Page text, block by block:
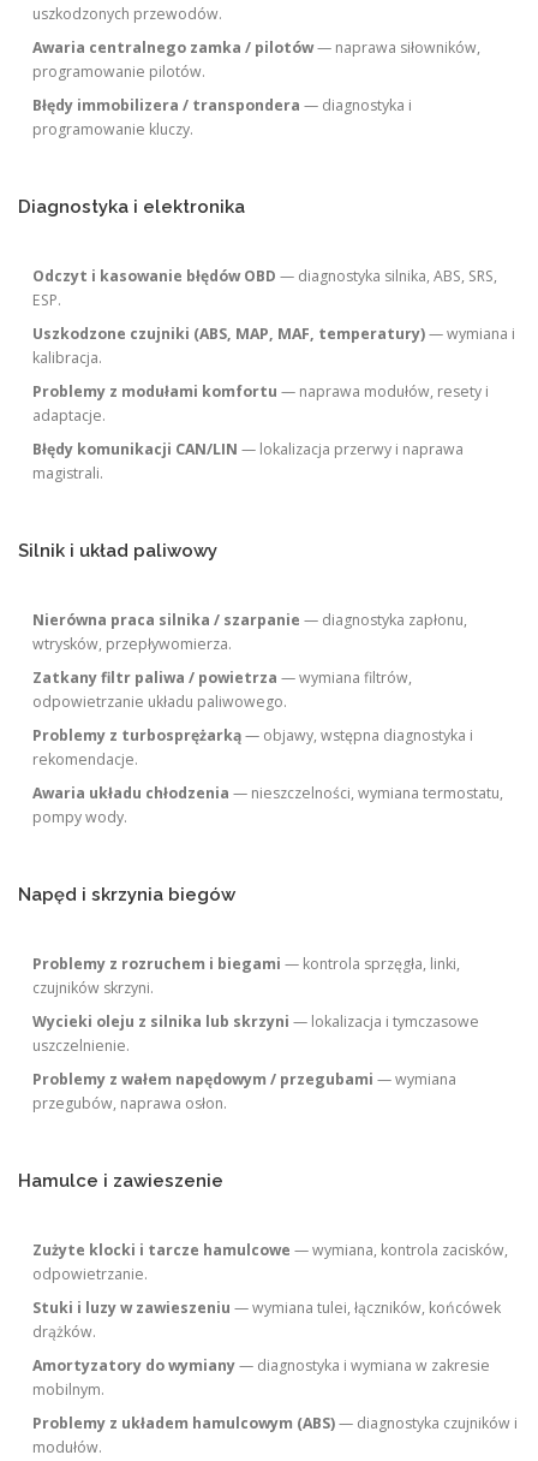
uszkodzonych przewodów.
Awaria centralnego zamka / pilotów— naprawa siłowników,
programowanie pilotów.
Błędy immobilizera / transpondera — diagnostyka i
programowanie kluczy.
Diagnostyka i elektronika
Odczyt i kasowanie błędów OBD — diagnostyka silnika, ABS, SRS,
ESP.
Uszkodzone czujniki (ABS, MAP, MAF, temperatury)— wymiana i
kalibracja.
Problemy z modułami komfortu — naprawa modułów, resety i
adaptacje.
Błędy komunikacji CAN/LIN — lokalizacja przerwy i naprawa
magistrali.
Silnik i układ paliwowy
Nierówna praca silnika / szarpanie — diagnostyka zapłonu,
wtrysków, przepływomierza.
Zatkany filtr paliwa / powietrza — wymiana filtrów,
odpowietrzanie układu paliwowego.
Problemy z turbosprężarką— objawy, wstępna diagnostyka i
rekomendacje.
Awaria układu chłodzenia — nieszczelności, wymiana termostatu,
pompy wody.
Napęd i skrzynia biegów
Problemy z rozruchem i biegami — kontrola sprzęgła, linki,
czujników skrzyni.
Wycieki oleju z silnika lub skrzyni — lokalizacja i tymczasowe
uszczelnienie.
Problemy z wałem napędowym / przegubami — wymiana
przegubów, naprawa osłon.
Hamulce i zawieszenie
Zużyte klocki i tarcze hamulcowe — wymiana, kontrola zacisków,
odpowietrzanie.
Stuki i luzy w zawieszeniu — wymiana tulei, łączników, końcówek
drążków.
Amortyzatory do wymiany— diagnostyka i wymiana w zakresie
mobilnym.
Problemy z układem hamulcowym (ABS)— diagnostyka czujników i
modułów.